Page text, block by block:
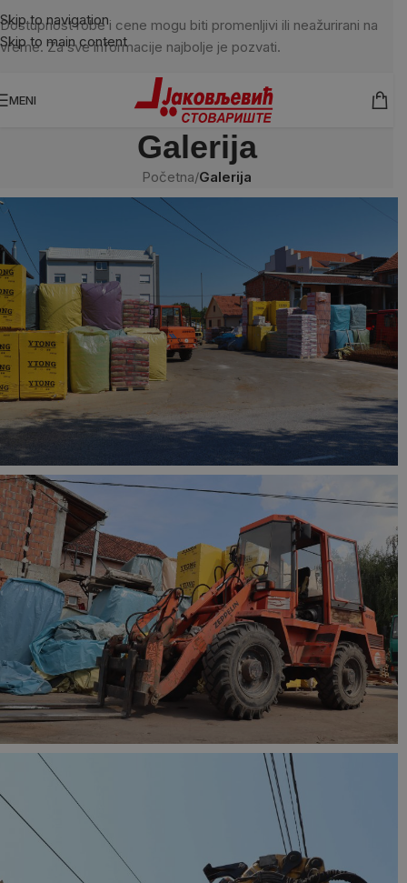
Skip to navigation
Skip to main content
Dostupnost robe i cene mogu biti promenljivi ili neažurirani na
vreme. Za sve informacije najbolje je pozvati.
MENI
Galerija
Početna/Galerija